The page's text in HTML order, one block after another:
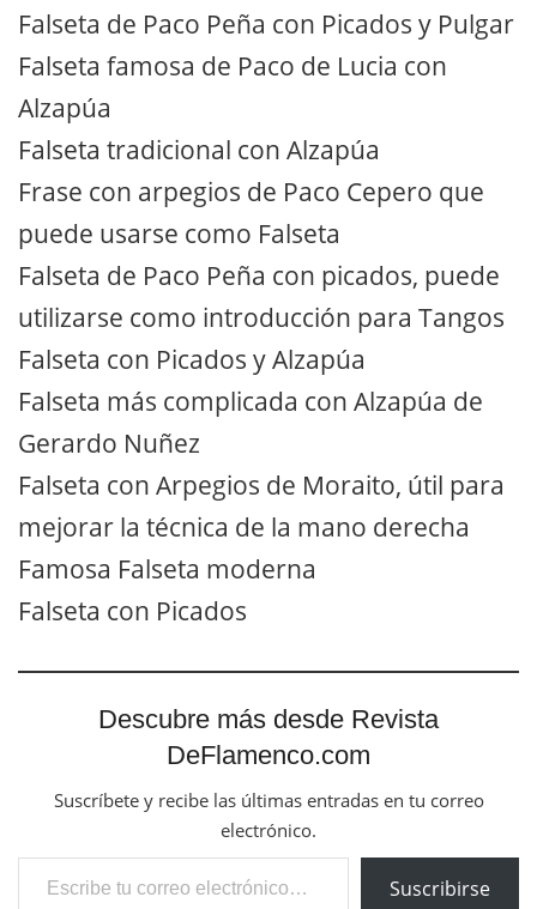
Falseta de Paco Peña con Picados y Pulgar
Falseta famosa de Paco de Lucia con
Alzapúa
Falseta tradicional con Alzapúa
Frase con arpegios de Paco Cepero que
puede usarse como Falseta
Falseta de Paco Peña con picados, puede
utilizarse como introducción para Tangos
Falseta con Picados y Alzapúa
Falseta más complicada con Alzapúa de
Gerardo Nuñez
Falseta con Arpegios de Moraito, útil para
mejorar la técnica de la mano derecha
Famosa Falseta moderna
Falseta con Picados
Descubre más desde Revista
DeFlamenco.com
Suscríbete y recibe las últimas entradas en tu correo
electrónico.
Escribe tu correo electrónico…
Suscribirse